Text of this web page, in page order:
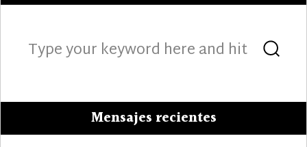
for:
Mensajes recientes